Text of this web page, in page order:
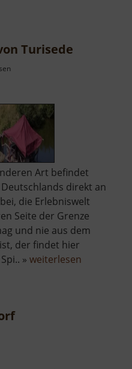
Turisede
Art befindet
direkt an
die Erlebniswelt
Seite der Grenze
und nie aus dem
der findet hier
» weiterlesen